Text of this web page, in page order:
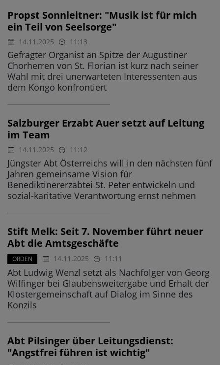
Propst Sonnleitner: "Musik ist für mich
ein Teil von Seelsorge"
14.11.2025 11:13
Gefragter Organist an Spitze der Augustiner
Chorherren von St. Florian ist kurz nach seiner
Wahl mit drei unerwarteten Interessenten aus
dem Kongo konfrontiert
Salzburger Erzabt Auer setzt auf Leitung
im Team
14.11.2025 11:12
Jüngster Abt Österreichs will in den nächsten fünf
Jahren gemeinsame Vision für
Benediktinererzabtei St. Peter entwickeln und
sozial-karitative Verantwortung ernst nehmen
Stift Melk: Seit 7. November führt neuer
Abt die Amtsgeschäfte
ORDEN 14.11.2025 11:11
Abt Ludwig Wenzl setzt als Nachfolger von Georg
Wilfinger bei Glaubensweitergabe und Erhalt der
Klostergemeinschaft auf Dialog im Sinne des
Konzils
Abt Pilsinger über Leitungsdienst:
"Angstfrei führen ist wichtig"